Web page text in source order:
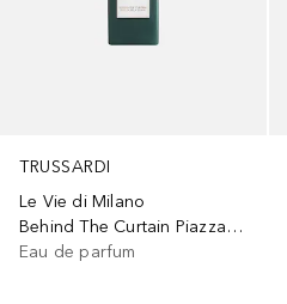
TRUSSARDI
Le Vie di Milano
Behind The Curtain Piazza Alla Scala
Eau de parfum